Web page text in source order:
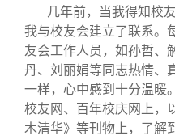
兴趣群体
西南联大
捐赠方法
义工计划
我要订阅
新媒体平
清华故事
青春风采
校友文苑
终身学习
信息化服
三创大赛
校友总会
总会简介
会长致辞
关闭
几年前，当我得知校
我与校友会建立了联系。
友会工作人员，如孙哲、
丹、刘丽娟等同志热情、
一样，心中感到十分温暖
校友网、百年校庆网上，
木清华》等刊物上，了解